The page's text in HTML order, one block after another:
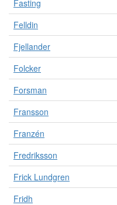
Fasting
Felldin
Fjellander
Folcker
Forsman
Fransson
Franzén
Fredriksson
Frick Lundgren
Fridh